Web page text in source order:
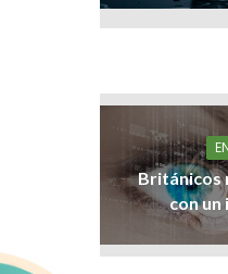
Británicos
con un